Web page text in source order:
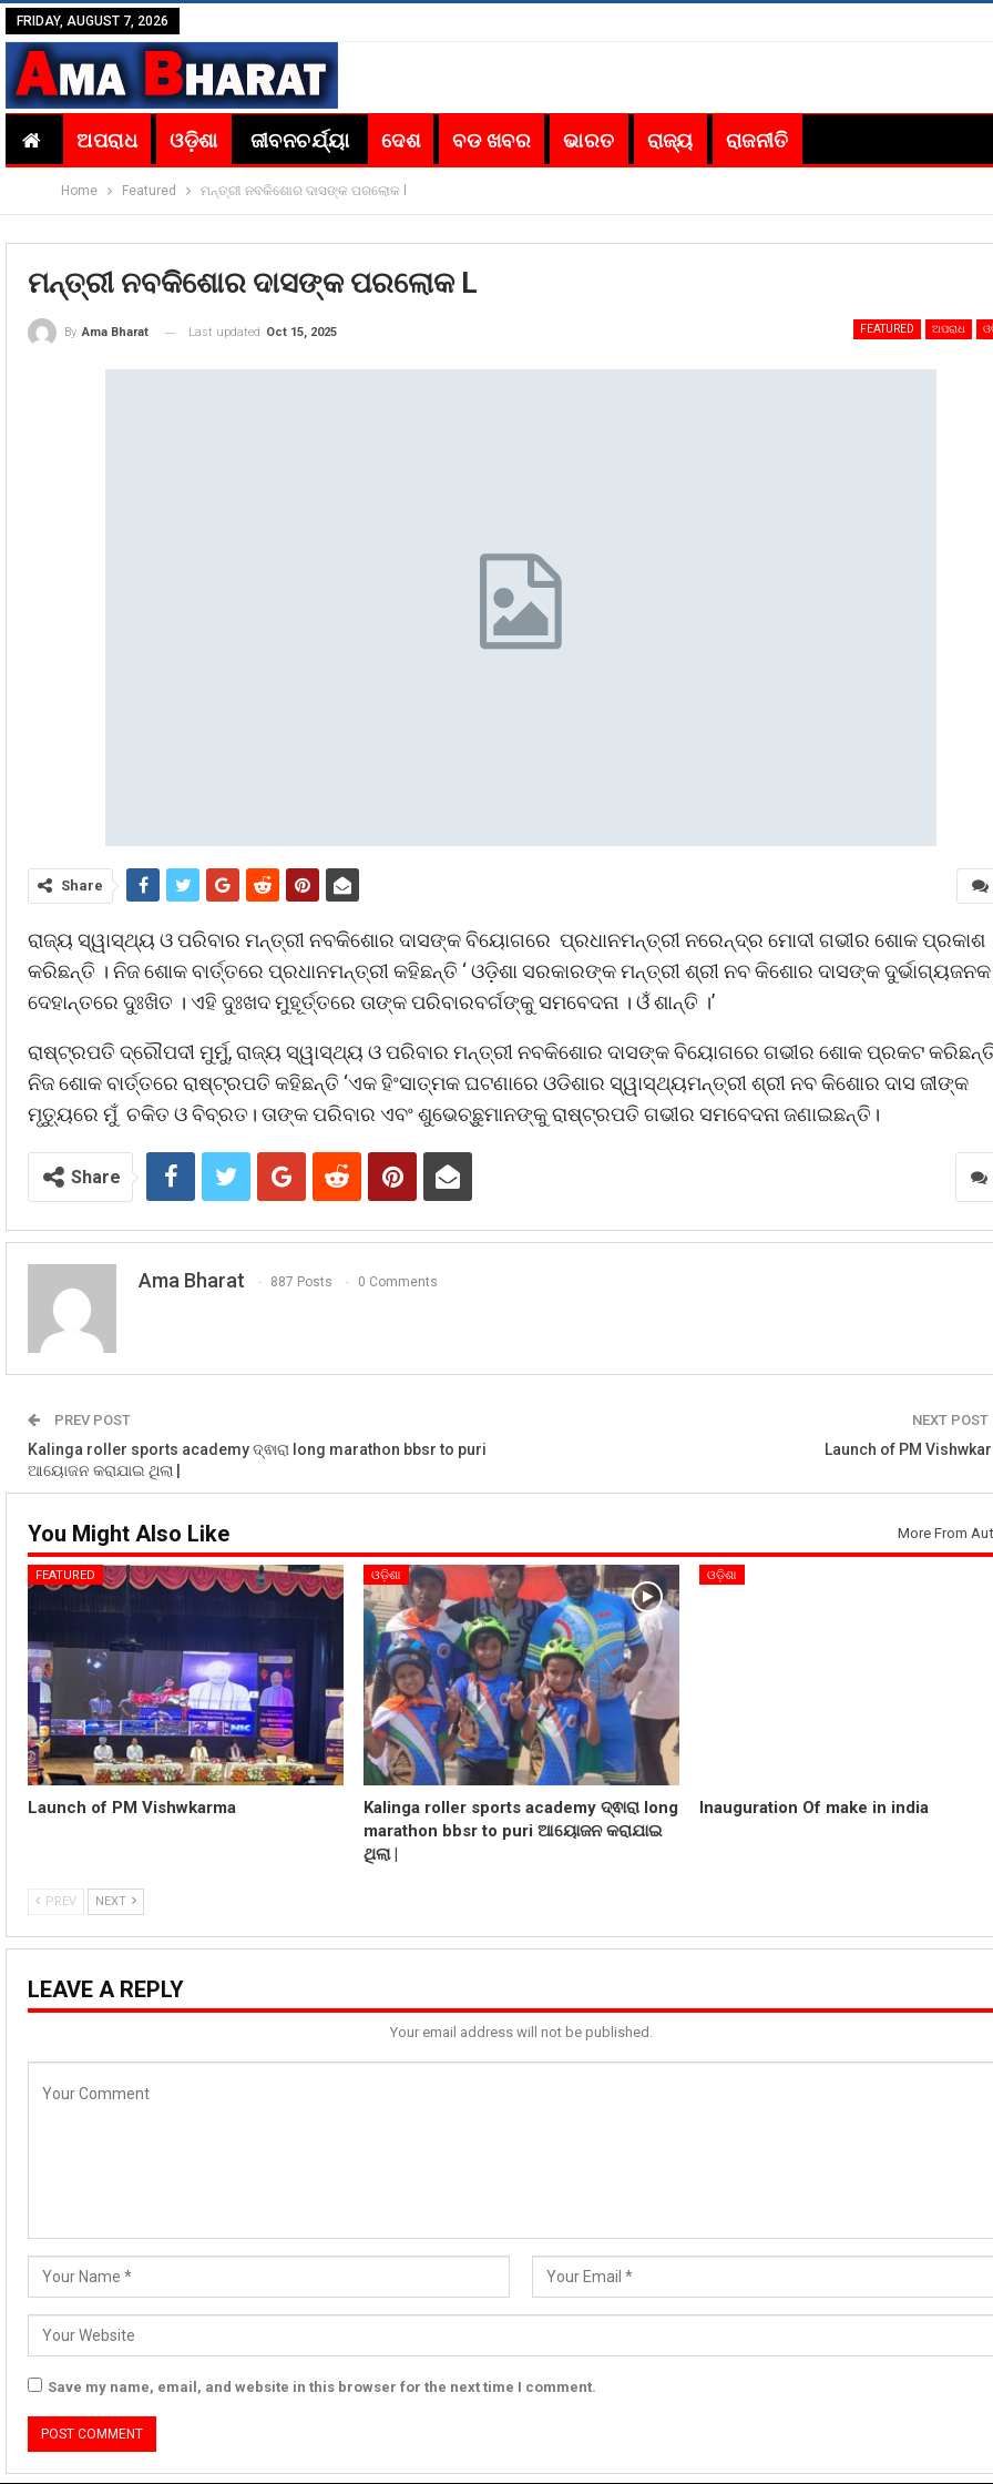
FRIDAY, AUGUST 7, 2026
ଅପରାଧ ଓଡ଼ିଶା ଜୀବନଚର୍ଯ୍ୟା ଦେଶ ବଡ ଖବର ଭାରତ ରାଜ୍ୟ ରାଜନୀତି
Home Featured ମନ୍ତ୍ରୀ ନବକିଶୋର ଦାସଙ୍କ ପରଲୋକ l
ମନ୍ତ୍ରୀ ନବକିଶୋର ଦାସଙ୍କ ପରଲୋକ L
FEATURED ଅପରାଧ
By Ama Bharat Last updated Oct 15, 2025
Share
ରାଜ୍ୟ ସ୍ୱାସ୍ଥ୍ୟ ଓ ପରିବାର ମନ୍ତ୍ରୀ ନବକିଶୋର ଦାସଙ୍କ ବିୟୋଗରେ ପ୍ରଧାନମନ୍ତ୍ରୀ ନରେନ୍ଦ୍ର ମୋଦୀ ଗଭୀର ଶୋକ ପ୍ରକାଶ
କରିଛନ୍ତି । ନିଜ ଶୋକ ବାର୍ତ୍ତରେ ପ୍ରଧାନମନ୍ତ୍ରୀ କହିଛନ୍ତି ‘ ଓଡ଼ିଶା ସରକାରଙ୍କ ମନ୍ତ୍ରୀ ଶ୍ରୀ ନବ କିଶୋର ଦାସଙ୍କ ଦୁର୍ଭାଗ୍ୟଜନକ
ଦେହାନ୍ତରେ ଦୁଃଖିତ । ଏହି ଦୁଃଖଦ ମୁହୂର୍ତ୍ତରେ ତାଙ୍କ ପରିବାରବର୍ଗଙ୍କୁ ସମବେଦନା । ଓଁ ଶାନ୍ତି ।’
ରାଷ୍ଟ୍ରପତି ଦ୍ରୌପଦୀ ମୁର୍ମୁ, ରାଜ୍ୟ ସ୍ୱାସ୍ଥ୍ୟ ଓ ପରିବାର ମନ୍ତ୍ରୀ ନବକିଶୋର ଦାସଙ୍କ ବିୟୋଗରେ ଗଭୀର ଶୋକ ପ୍ରକଟ
ନିଜ ଶୋକ ବାର୍ତ୍ତରେ ରାଷ୍ଟ୍ରପତି କହିଛନ୍ତି ‘ଏକ ହିଂସାତ୍ମକ ଘଟଣାରେ ଓଡିଶାର ସ୍ୱାସ୍ଥ୍ୟମନ୍ତ୍ରୀ ଶ୍ରୀ ନବ କିଶୋର ଦାସ ଜୀଙ୍କ
ମୃତ୍ୟୁରେ ମୁଁ ଚକିତ ଓ ବିବ୍ରତ। ତାଙ୍କ ପରିବାର ଏବଂ ଶୁଭେଚ୍ଛୁମାନଙ୍କୁ ରାଷ୍ଟ୍ରପତି ଗଭୀର ସମବେଦନା ଜଣାଇଛନ୍ତି।
Share
Ama Bharat 887 Posts 0 Comments
PREV POST
Kalinga roller sports academy ଦ୍ଵାରା long marathon bbsr to puri
ଆୟୋଜନ କରାଯାଇ ଥିଲା |
NEXT POST
Launch of PM
You Might Also Like More From
FEATURED
Launch of PM Vishwkarma
ଓଡ଼ିଶା
Kalinga roller sports academy ଦ୍ଵାରା long
marathon bbsr to puri ଆୟୋଜନ କରାଯାଇ
ଥିଲା |
ଓଡ଼ିଶା
Inauguration Of make in india
PREV NEXT
LEAVE A REPLY
Your email address will not be published.
Save my name, email, and website in this browser for the next time I comment.